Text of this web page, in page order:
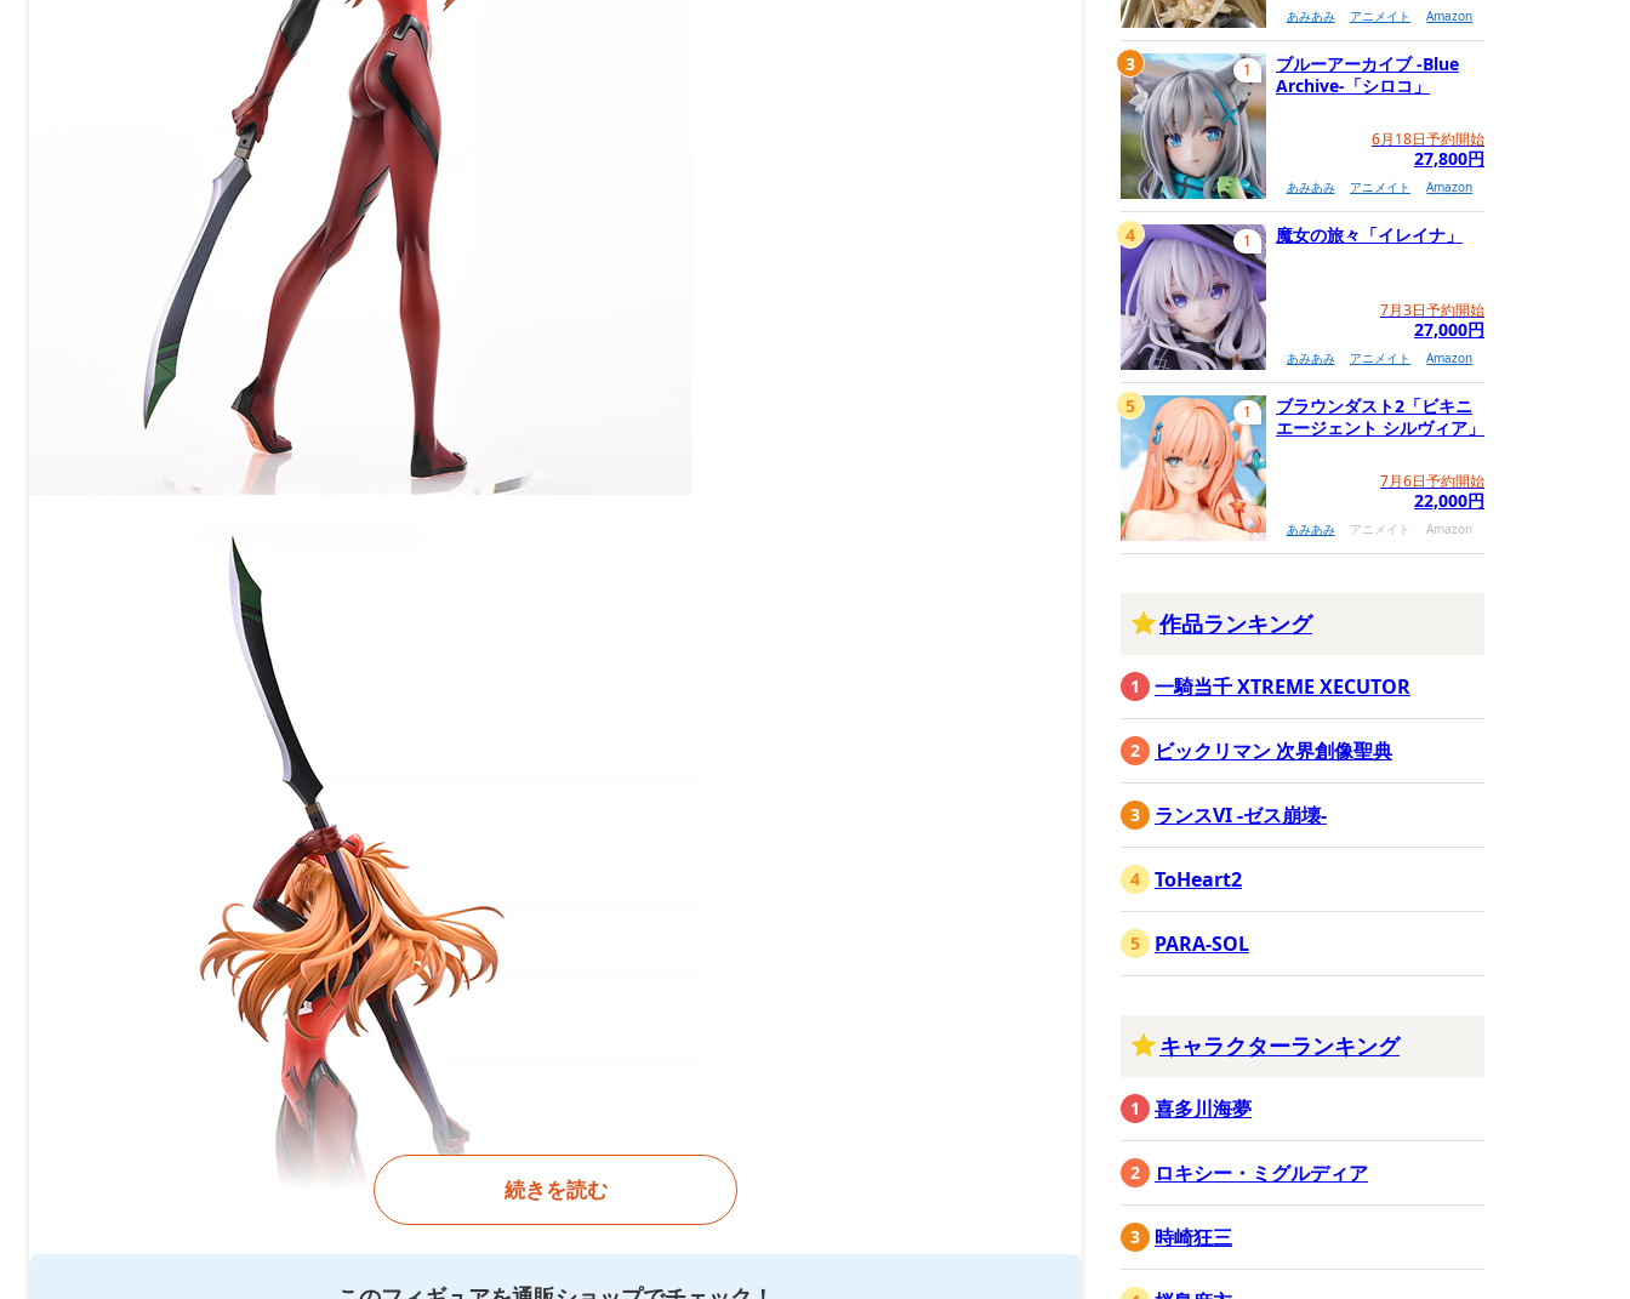
続きを読む
あみあみ アニメイト Amazon
ブルーアーカイブ -Blue
Archive-「シロコ」
6月18日予約開始
27,800円
あみあみ アニメイト Amazon
1
3
魔女の旅々「イレイナ」
7月3日予約開始
27,000円
あみあみ アニメイト Amazon
1
4
ブラウンダスト2「ビキニ
エージェント シルヴィア」
7月6日予約開始
22,000円
あみあみ アニメイト Amazon
1
5
作品ランキング
一騎当千 XTREME XECUTOR
ビックリマン 次界創像聖典
ランスVI -ゼス崩壊-
ToHeart2
PARA-SOL
キャラクターランキング
喜多川海夢
ロキシー・ミグルディア
時崎狂三